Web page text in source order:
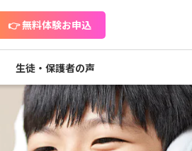
👉 無料体験お申込
生徒・保護者の声